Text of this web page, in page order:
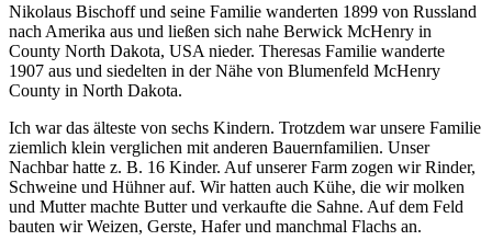
Nikolaus Bischoff und seine Familie wanderten 1899 von Russland
nach Amerika aus und ließen sich nahe Berwick McHenry in
County North Dakota, USA nieder. Theresas Familie wanderte
1907 aus und siedelten in der Nähe von Blumenfeld McHenry
County in North Dakota.
Ich war das älteste von sechs Kindern. Trotzdem war unsere Familie
ziemlich klein verglichen mit anderen Bauernfamilien. Unser
Nachbar hatte z. B. 16 Kinder. Auf unserer Farm zogen wir Rinder,
Schweine und Hühner auf. Wir hatten auch Kühe, die wir molken
und Mutter machte Butter und verkaufte die Sahne. Auf dem Feld
bauten wir Weizen, Gerste, Hafer und manchmal Flachs an.